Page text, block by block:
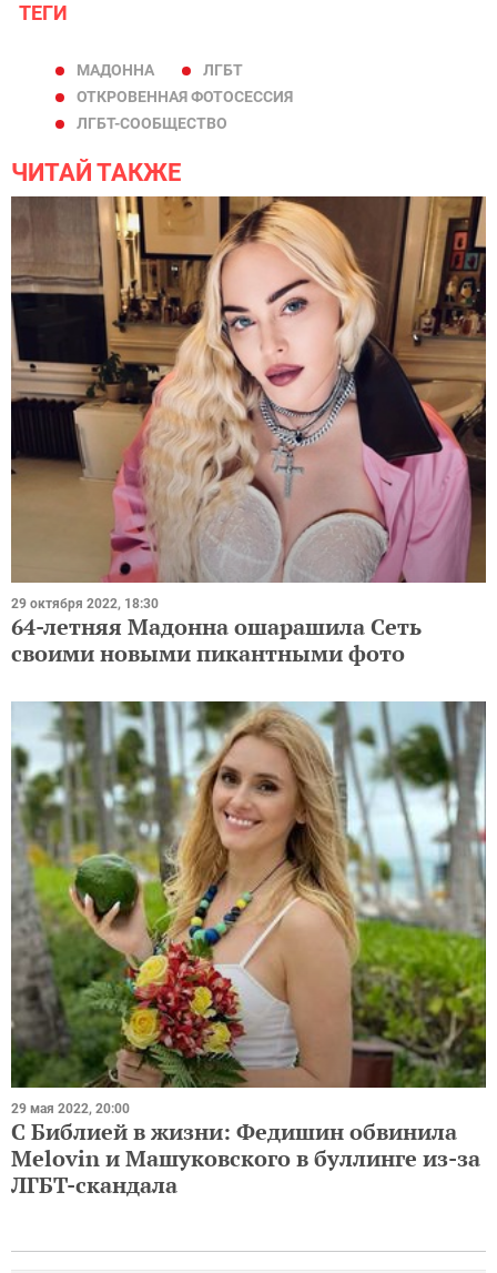
ТЕГИ
МАДОННА
ЛГБТ
ОТКРОВЕННАЯ ФОТОСЕССИЯ
ЛГБТ-СООБЩЕСТВО
ЧИТАЙ ТАКЖЕ
29 октября 2022, 18:30
64-летняя Мадонна ошарашила Сеть
своими новыми пикантными фото
29 мая 2022, 20:00
С Библией в жизни: Федишин обвинила
Mеlovin и Машуковского в буллинге из-за
ЛГБТ-скандала